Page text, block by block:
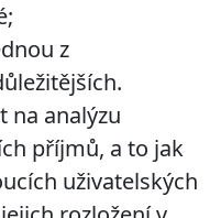
z
na analýzu
příjmů, a to jak
uživatelských